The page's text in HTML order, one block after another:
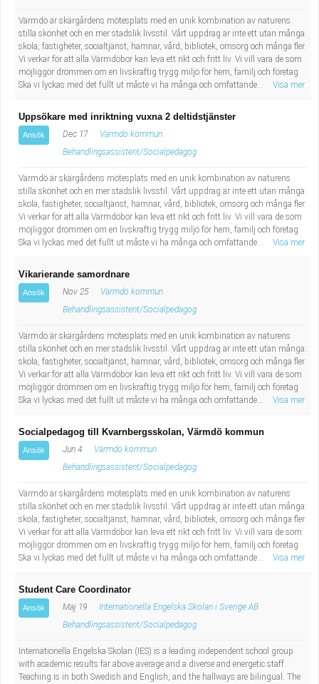
Industriell tillverkning
Installation, drift, underhåll
Kropps- och skönhetsvård
Kultur, media, design
Militärt arbete
Naturbruk
Naturvetenskapligt arbete
Sanering och renhållning
Socialt arbete
Säkerhetsarbete
Tekniskt arbete
Transport
Behandlingsassistent/Socialpedagog
Tandsköterska
Budbilsförare
Tidningsbud/Tidningsdistributör
Lärare i fritidshem/Fritidspedagog
Taxiförare/Taxichaufför
Läkarsekreterare/Vårdadmin/Medicinsk
Lastbilsförare m.fl.
Informatör/Kommunikatör
Brevbärare
Sjuksköterska, grundutbildad
Kock, storhushåll
Undersköterska, vård- o specialavd. o mottagning
Bibliotekarie
Lärare i gymnasiet
Värmdö är skärgårdens mötesplats med en unik kombination av naturens
stilla skönhet och en mer stadslik livsstil. Vårt uppdrag är inte ett utan många:
skola, fastigheter, socialtjänst, hamnar, vård, bibliotek, omsorg och många fler.
Vi verkar för att alla Värmdöbor kan leva ett rikt och fritt liv. Vi vill vara de som
möjliggör drömmen om en livskraftig trygg miljö för hem, familj och företag
Ska vi lyckas med det fullt ut måste vi ha många och omfattande...
Visa mer
Uppsökare med inriktning vuxna 2 deltidstjänster
Ansök Dec 17
Värmdö kommun
Behandlingsassistent/Socialpedagog
Värmdö är skärgårdens mötesplats med en unik kombination av naturens
stilla skönhet och en mer stadslik livsstil. Vårt uppdrag är inte ett utan många:
skola, fastigheter, socialtjänst, hamnar, vård, bibliotek, omsorg och många fler.
Vi verkar för att alla Värmdöbor kan leva ett rikt och fritt liv. Vi vill vara de som
möjliggör drömmen om en livskraftig trygg miljö för hem, familj och företag
Ska vi lyckas med det fullt ut måste vi ha många och omfattande...
Visa mer
Vikarierande samordnare
Ansök Nov 25
Värmdö kommun
Behandlingsassistent/Socialpedagog
Värmdö är skärgårdens mötesplats med en unik kombination av naturens
stilla skönhet och en mer stadslik livsstil. Vårt uppdrag är inte ett utan många:
skola, fastigheter, socialtjänst, hamnar, vård, bibliotek, omsorg och många fler.
Vi verkar för att alla Värmdöbor kan leva ett rikt och fritt liv. Vi vill vara de som
möjliggör drömmen om en livskraftig trygg miljö för hem, familj och företag
Ska vi lyckas med det fullt ut måste vi ha många och omfattande...
Visa mer
Socialpedagog till Kvarnbergsskolan, Värmdö kommun
Ansök Jun 4
Värmdö kommun
Behandlingsassistent/Socialpedagog
Värmdö är skärgårdens mötesplats med en unik kombination av naturens
stilla skönhet och en mer stadslik livsstil. Vårt uppdrag är inte ett utan många:
skola, fastigheter, socialtjänst, hamnar, vård, bibliotek, omsorg och många fler.
Vi verkar för att alla Värmdöbor kan leva ett rikt och fritt liv. Vi vill vara de som
möjliggör drömmen om en livskraftig trygg miljö för hem, familj och företag
Ska vi lyckas med det fullt ut måste vi ha många och omfattande...
Visa mer
Student Care Coordinator
Ansök Maj 19
Internationella Engelska Skolan i Sverige AB
Behandlingsassistent/Socialpedagog
Internationella Engelska Skolan (IES) is a leading independent school group
with academic results far above average and a diverse and energetic staff.
Teaching is in both Swedish and English, and the hallways are bilingual. The